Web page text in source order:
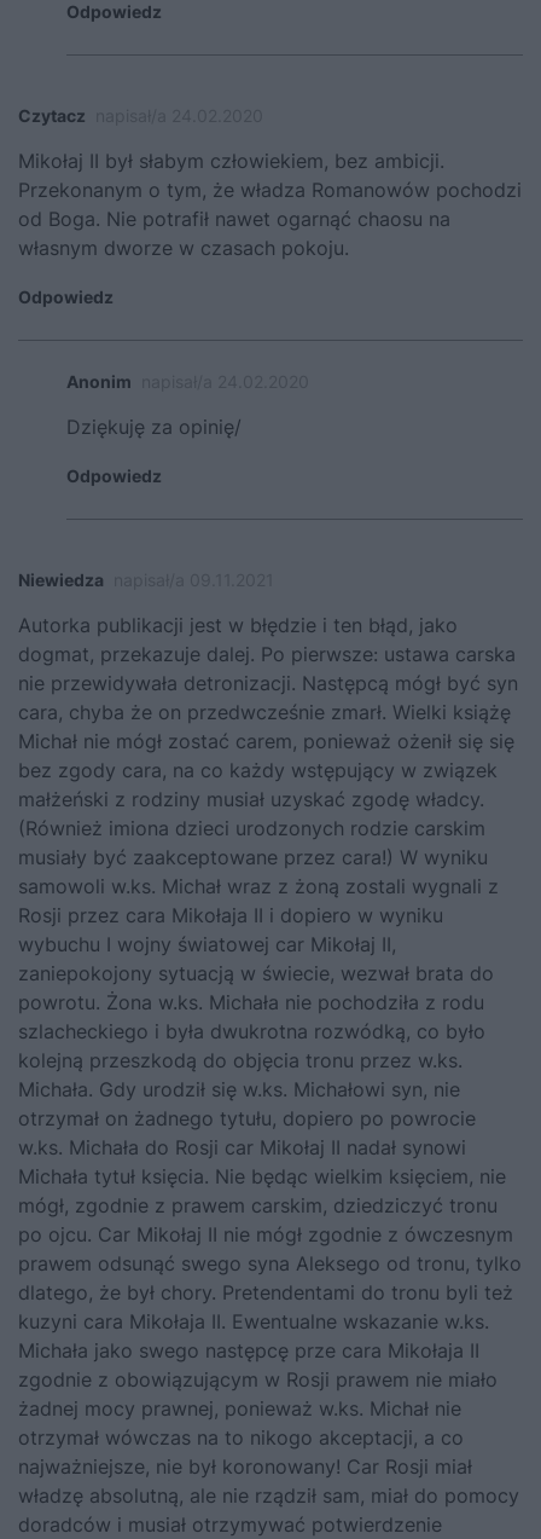
Odpowiedz
Czytacz
Mikołaj II był słabym człowiekiem, bez ambicji.
Przekonanym o tym, że władza Romanowów pochodzi
od Boga. Nie potrafił nawet ogarnąć chaosu na
własnym dworze w czasach pokoju.
Odpowiedz
Anonim
Dziękuję za opinię/
Odpowiedz
Niewiedza
Autorka publikacji jest w błędzie i ten błąd, jako
dogmat, przekazuje dalej. Po pierwsze: ustawa carska
nie przewidywała detronizacji. Następcą mógł być syn
cara, chyba że on przedwcześnie zmarł. Wielki książę
Michał nie mógł zostać carem, ponieważ ożenił się się
bez zgody cara, na co każdy wstępujący w związek
małżeński z rodziny musiał uzyskać zgodę władcy.
(Również imiona dzieci urodzonych rodzie carskim
musiały być zaakceptowane przez cara!) W wyniku
samowoli w.ks. Michał wraz z żoną zostali wygnali z
Rosji przez cara Mikołaja II i dopiero w wyniku
wybuchu I wojny światowej car Mikołaj II,
zaniepokojony sytuacją w świecie, wezwał brata do
powrotu. Żona w.ks. Michała nie pochodziła z rodu
szlacheckiego i była dwukrotna rozwódką, co było
kolejną przeszkodą do objęcia tronu przez w.ks.
Michała. Gdy urodził się w.ks. Michałowi syn, nie
otrzymał on żadnego tytułu, dopiero po powrocie
w.ks. Michała do Rosji car Mikołaj II nadał synowi
Michała tytuł księcia. Nie będąc wielkim księciem, nie
mógł, zgodnie z prawem carskim, dziedziczyć tronu
po ojcu. Car Mikołaj II nie mógł zgodnie z ówczesnym
prawem odsunąć swego syna Aleksego od tronu, tylko
dlatego, że był chory. Pretendentami do tronu byli też
kuzyni cara Mikołaja II. Ewentualne wskazanie w.ks.
Michała jako swego następcę prze cara Mikołaja II
zgodnie z obowiązującym w Rosji prawem nie miało
żadnej mocy prawnej, ponieważ w.ks. Michał nie
otrzymał wówczas na to nikogo akceptacji, a co
najważniejsze, nie był koronowany! Car Rosji miał
władzę absolutną, ale nie rządził sam, miał do pomocy
doradców i musiał otrzymywać potwierdzenie